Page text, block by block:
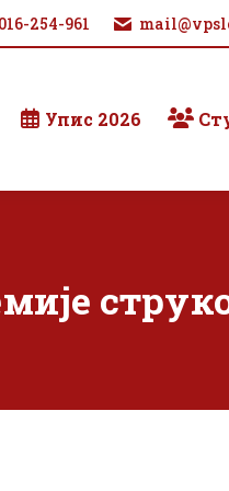
016-254-961
Упис 2026